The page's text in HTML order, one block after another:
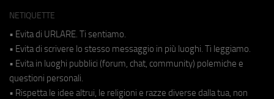
NETIQUETTE
• Evita di URLARE. Ti sentiamo.
• Evita di scrivere lo stesso messaggio in più luoghi. Ti leggiamo.
• Evita in luoghi pubblici (forum, chat, community) polemiche e
questioni personali.
• Rispetta le idee altrui, le religioni e razze diverse dalla tua, non